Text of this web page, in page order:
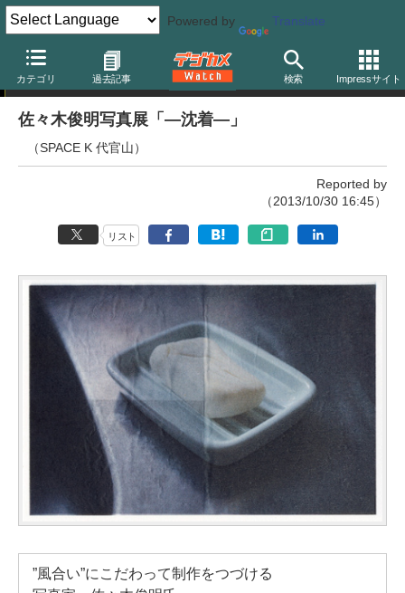
Powered by Translate
カテゴリ 過去記事 検索 Impressサイト
写真展
佐々木俊明写真展「―沈着―」
（SPACE K 代官山）
Reported by
（2013/10/30 16:45）
リスト
”風合い”にこだわって制作をつづける